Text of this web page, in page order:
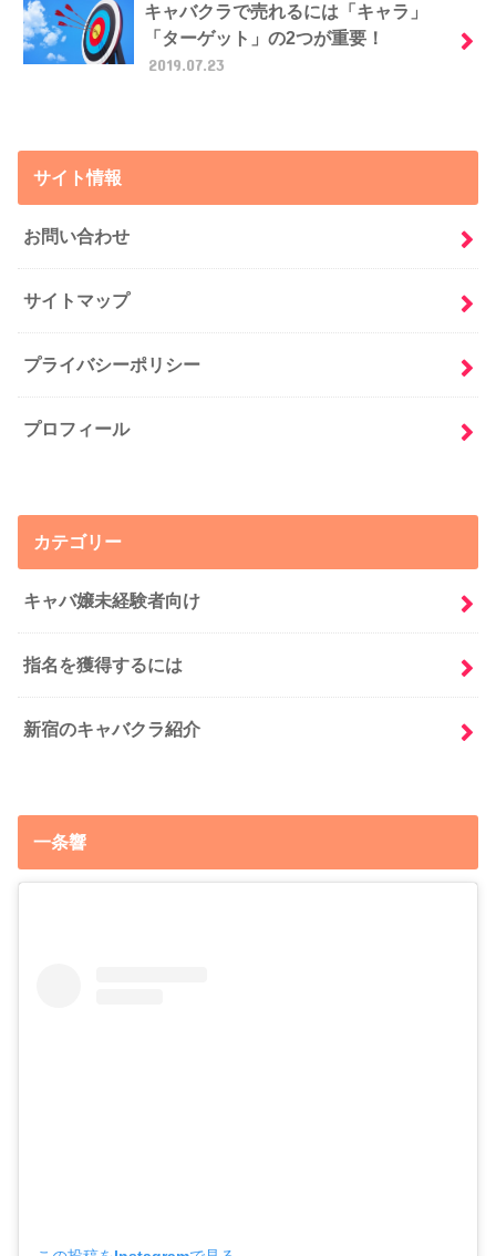
キャバクラで売れるには「キャラ」
「ターゲット」の2つが重要！
2019.07.23
サイト情報
お問い合わせ
サイトマップ
プライバシーポリシー
プロフィール
カテゴリー
キャバ嬢未経験者向け
指名を獲得するには
新宿のキャバクラ紹介
一条響